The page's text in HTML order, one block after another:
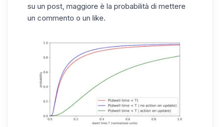
su un post, maggiore è la probabilità di mettere
un commento o un like.